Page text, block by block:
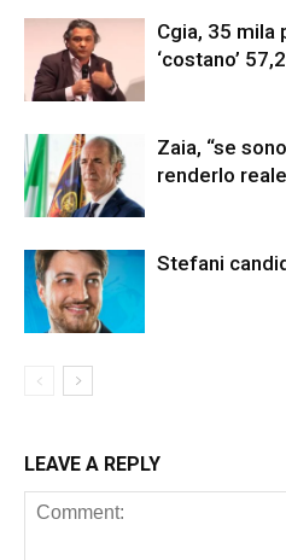
Cgia, 35 mila
‘costano’
Zaia, “se
renderlo
Stefani
LEAVE A REPLY